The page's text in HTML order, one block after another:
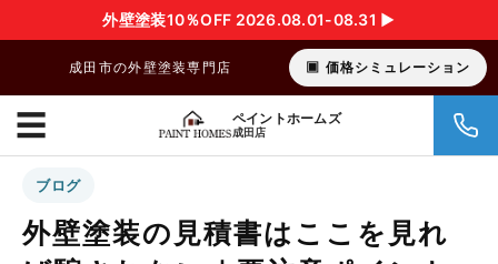
外壁塗装10％OFF 2026.08.01-08.31 ▶︎
成田市の外壁塗装専門店 価格シミュレーション
ペイントホームズ
成田店
☰
ブログ
外壁塗装の見積書はここを見れ